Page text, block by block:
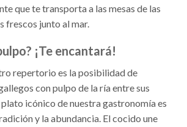
que te transporta a las mesas de las
frescos junto al mar.
¡Te encantará!
repertorio es la posibilidad de
con pulpo de la ría entre sus
icónico de nuestra gastronomía es
y la abundancia. El cocido une